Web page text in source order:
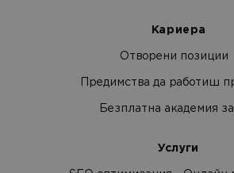
Кариера
Отворени позиции
Предимства да работиш
Безплатна академия
Услуги